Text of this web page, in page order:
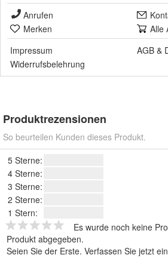
Anrufen
Merken
Alle
Impressum
AGB &
Widerrufsbelehrung
Produktrezensionen
So beurteilen Kunden dieses Produkt.
5 Sterne:
4 Sterne:
3 Sterne:
2 Sterne:
1 Stern:
Es wurde noch keine
Produkt abgegeben.
Seien Sie der Erste. Verfassen Sie jetzt